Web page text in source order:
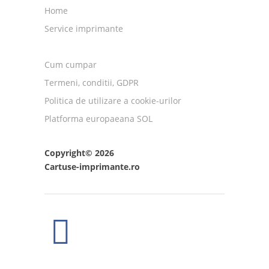
Home
Service imprimante
Cum cumpar
Termeni, conditii, GDPR
Politica de utilizare a cookie-urilor
Platforma europaeana SOL
Copyright© 2026
Cartuse-imprimante.ro